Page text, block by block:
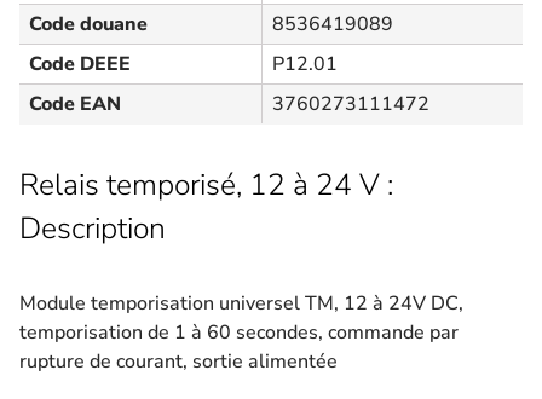
Code douane
8536419089
Code DEEE
P12.01
Code EAN
3760273111472
Relais temporisé, 12 à 24 V :
Description
Module temporisation universel TM, 12 à 24V DC,
temporisation de 1 à 60 secondes, commande par
rupture de courant, sortie alimentée